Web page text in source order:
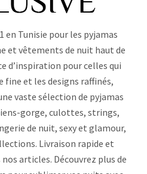
en Tunisie pour les pyjamas
et vêtements de nuit haut de
d’inspiration pour celles qui
et les designs raffinés,
vaste sélection de pyjamas
gorge, culottes, strings,
de nuit, sexy et glamour,
Livraison rapide et
articles. Découvrez plus de